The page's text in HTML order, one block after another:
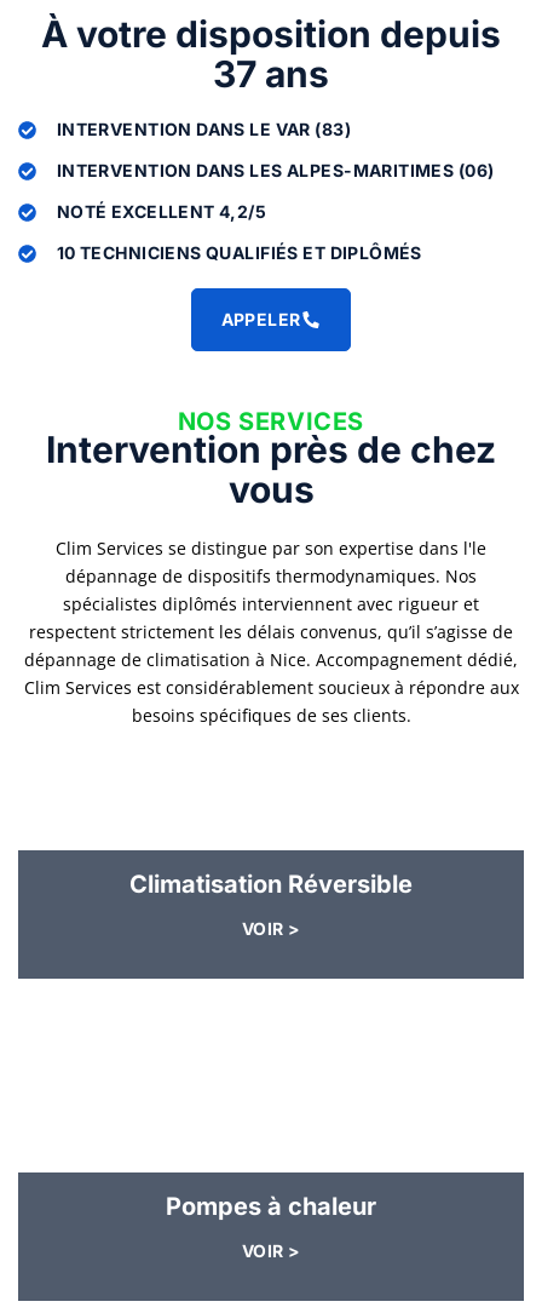
À votre disposition depuis
37 ans
INTERVENTION DANS LE VAR (83)
INTERVENTION DANS LES ALPES-MARITIMES (06)
NOTÉ EXCELLENT 4,2/5
10 TECHNICIENS QUALIFIÉS ET DIPLÔMÉS
APPELER
NOS SERVICES
Intervention près de chez
vous
Clim Services se distingue par son expertise dans l'le
dépannage de dispositifs thermodynamiques. Nos
spécialistes diplômés interviennent avec rigueur et
respectent strictement les délais convenus, qu’il s’agisse de
dépannage de climatisation à Nice. Accompagnement dédié,
Clim Services est considérablement soucieux à répondre aux
besoins spécifiques de ses clients.
Climatisation Réversible
VOIR >
Pompes à chaleur
VOIR >